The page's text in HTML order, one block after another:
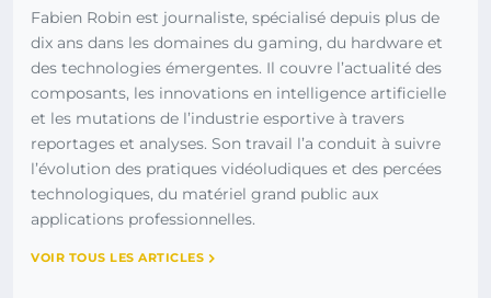
Fabien Robin est journaliste, spécialisé depuis plus de
dix ans dans les domaines du gaming, du hardware et
des technologies émergentes. Il couvre l’actualité des
composants, les innovations en intelligence artificielle
et les mutations de l’industrie esportive à travers
reportages et analyses. Son travail l’a conduit à suivre
l’évolution des pratiques vidéoludiques et des percées
technologiques, du matériel grand public aux
applications professionnelles.
VOIR TOUS LES ARTICLES